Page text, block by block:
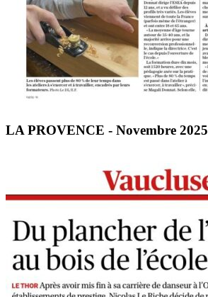
LA PROVENCE - Novembre 2025